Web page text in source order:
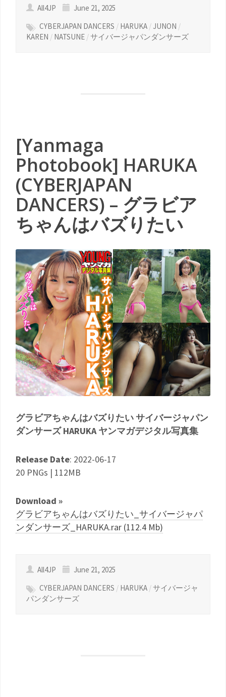
All4JP
June 21, 2025
CYBERJAPAN DANCERS / HARUKA /JUNON /
KAREN / NATSUNE /サイバージャパンダンサーズ
[Yanmaga
Photobook] HARUKA
(CYBERJAPAN
DANCERS) – グラビア
ちゃんはバズりたい
グラビアちゃんはバズりたい サイバージャパン
ダンサーズ HARUKA ヤンマガデジタル写真集
Release Date: 2022-06-17
20 PNGs | 112MB
Download »
グラビアちゃんはバズりたい_サイバージャパ
ンダンサーズ_HARUKA.rar (112.4 Mb)
All4JP
June 21, 2025
CYBERJAPAN DANCERS / HARUKA /サイバージャ
パンダンサーズ